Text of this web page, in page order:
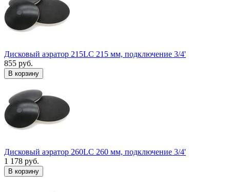
Дисковый аэратор 215LC 215 мм, подключение 3/4'
855 руб.
В корзину
Дисковый аэратор 260LC 260 мм, подключение 3/4'
1 178 руб.
В корзину